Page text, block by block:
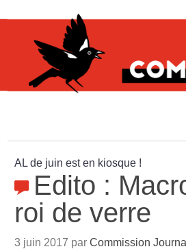
AL de juin est en kiosque !
Edito :
roi de verre
3 juin 2017 parCommission Journal